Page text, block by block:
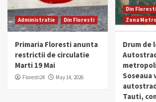
Administratie Din Floresti
Primaria Floresti anunta
restrictii de circulatie
Marti 19 Mai
Floresti24 May 14, 2026
Din Floresti
Zona
Drum de
Soseaua
Tauti,